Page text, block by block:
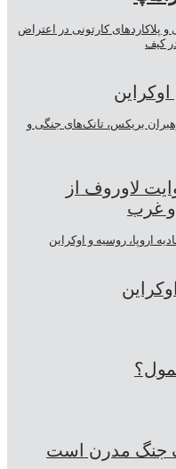
لاوروف از
و غرب
جنگ مدرن است